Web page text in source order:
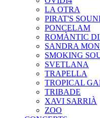
LA OTRA
PIRAT'S
PONCELAM
ROMÀNTIC
SANDRA
SMOKING
SVETLANA
TRAPELLA
TROPICAL
TRIBADE
XAVI SARRIÀ
ZOO